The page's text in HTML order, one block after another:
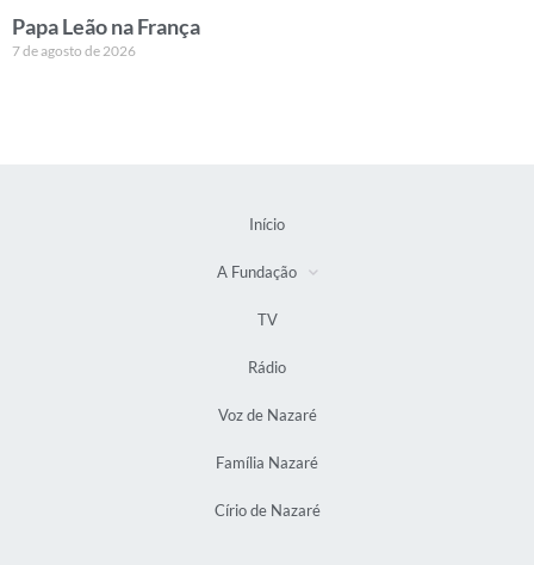
Papa Leão na França
7 de agosto de 2026
Início
A Fundação
TV
Rádio
Voz de Nazaré
Família Nazaré
Círio de Nazaré